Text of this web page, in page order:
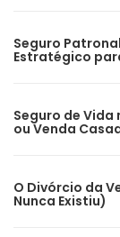
Seguro
Estratégico
Seguro de Vida
ou Venda
O Divórcio da
Nunca Existiu)